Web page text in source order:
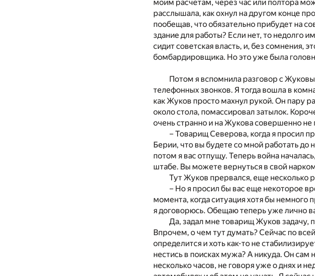
моим расчетам, через час или полтора
расслышала, как охнул на другом конце
пообещав, что обязательно прибудет на
здание для работы? Если нет, то недолго
сидит советская власть, и, без сомнения,
бомбардировщика. Но это уже была
Потом я вспомнила разговор с
телефонных звонков. Я тогда вошла в
как Жуков просто махнул рукой. Он пару
около стола, помассировал затылок.
очень странно и на Жукова совершенно
– Товарищ Северова, когда я просил
Берии, что вы будете со мной работать до
потом я вас отпущу. Теперь война
штабе. Вы можете вернуться в свой
Тут Жуков прервался, еще несколько
– Но я просил бы вас еще некоторое
момента, когда ситуация хотя бы немного
я договорюсь. Обещаю теперь уже лично
Да, задал мне товарищ Жуков задачу,
Впрочем, о чем тут думать? Сейчас по
определится и хоть как-то не
нестись в поисках мужа? А никуда. Он сам
несколько часов, не говоря уже о днях и